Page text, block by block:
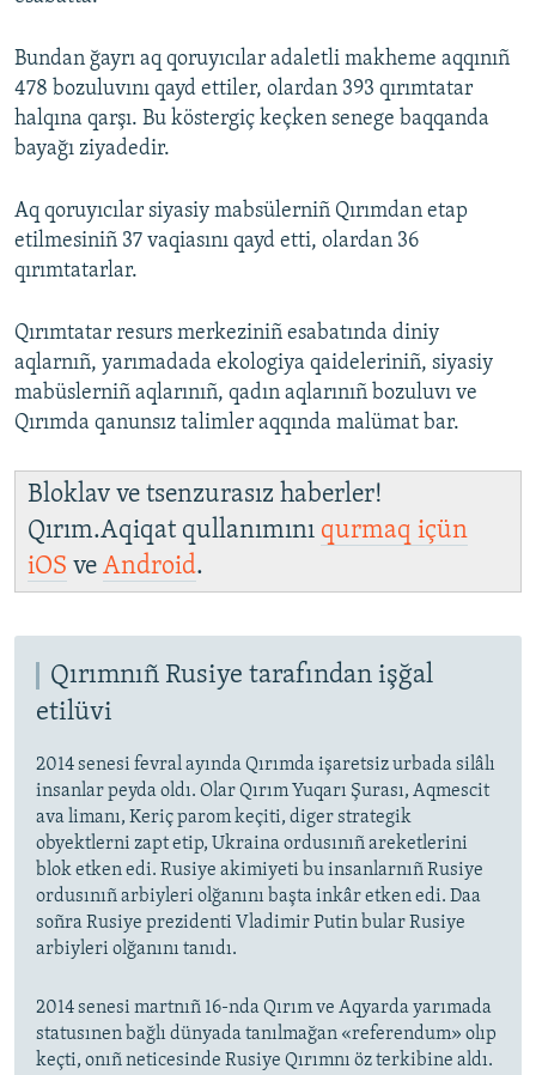
Bundan ğayrı aq qoruyıcılar adaletli makheme aqqınıñ
478 bozuluvını qayd ettiler, olardan 393 qırımtatar
halqına qarşı. Bu köstergiç keçken senege baqqanda
bayağı ziyadedir.
Aq qoruyıcılar siyasiy mabsülerniñ Qırımdan etap
etilmesiniñ 37 vaqiasını qayd etti, olardan 36
qırımtatarlar.
Qırımtatar resurs merkeziniñ esabatında diniy
aqlarnıñ, yarımadada ekologiya qaideleriniñ, siyasiy
mabüslerniñ aqlarınıñ, qadın aqlarınıñ bozuluvı ve
Qırımda qanunsız talimler aqqında malümat bar.
Bloklav ve tsenzurasız haberler!
Qırım.Aqiqat qullanımını qurmaq içün
iOS ve Android.
Qırımnıñ Rusiye tarafından işğal
etilüvi
2014 senesi fevral ayında Qırımda işaretsiz urbada silâlı
insanlar peyda oldı. Olar Qırım Yuqarı Şurası, Aqmescit
ava limanı, Keriç parom keçiti, diger strategik
obyektlerni zapt etip, Ukraina ordusınıñ areketlerini
blok etken edi. Rusiye akimiyeti bu insanlarnıñ Rusiye
ordusınıñ arbiyleri olğanını başta inkâr etken edi. Daa
soñra Rusiye prezidenti Vladimir Putin bular Rusiye
arbiyleri olğanını tanıdı.
2014 senesi martnıñ 16-nda Qırım ve Aqyarda yarımada
statusınen bağlı dünyada tanılmağan «referendum» olıp
keçti, onıñ neticesinde Rusiye Qırımnı öz terkibine aldı.